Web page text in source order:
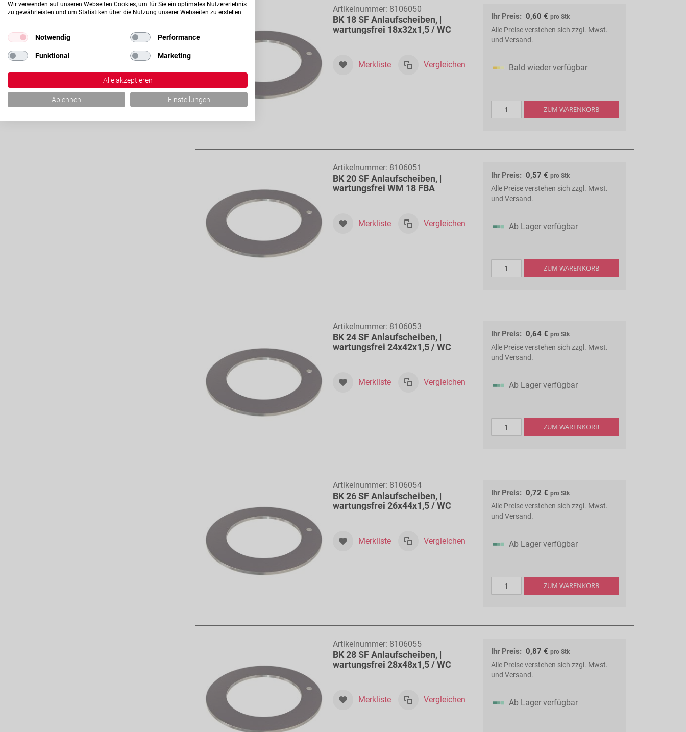
Artikelnummer: 8106050
BK 18 SF Anlaufscheiben, |
wartungsfrei 18x32x1,5 / WC
Merkliste Vergleichen
Ihr Preis: 0,60 € pro Stk
Alle Preise verstehen sich zzgl. Mwst.
und Versand.
Bald wieder verfügbar
ZUM WARENKORB
Artikelnummer: 8106051
BK 20 SF Anlaufscheiben, |
wartungsfrei WM 18 FBA
Merkliste Vergleichen
Ihr Preis: 0,57 € pro Stk
Alle Preise verstehen sich zzgl. Mwst.
und Versand.
Ab Lager verfügbar
ZUM WARENKORB
Artikelnummer: 8106053
BK 24 SF Anlaufscheiben, |
wartungsfrei 24x42x1,5 / WC
Merkliste Vergleichen
Ihr Preis: 0,64 € pro Stk
Alle Preise verstehen sich zzgl. Mwst.
und Versand.
Ab Lager verfügbar
ZUM WARENKORB
Artikelnummer: 8106054
BK 26 SF Anlaufscheiben, |
wartungsfrei 26x44x1,5 / WC
Merkliste Vergleichen
Ihr Preis: 0,72 € pro Stk
Alle Preise verstehen sich zzgl. Mwst.
und Versand.
Ab Lager verfügbar
ZUM WARENKORB
Artikelnummer: 8106055
BK 28 SF Anlaufscheiben, |
wartungsfrei 28x48x1,5 / WC
Merkliste Vergleichen
Ihr Preis: 0,87 € pro Stk
Alle Preise verstehen sich zzgl. Mwst.
und Versand.
Ab Lager verfügbar
Wir verwenden auf unseren Webseiten Cookies, um für Sie ein optimales Nutzererlebnis
zu gewährleisten und um Statistiken über die Nutzung unserer Webseiten zu erstellen.
Notwendig Performance
Funktional Marketing
Alle akzeptieren
Ablehnen Einstellungen